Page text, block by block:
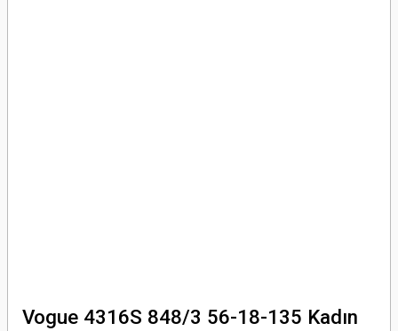
Vogue 4316S 848/3 56-18-135 Kadın